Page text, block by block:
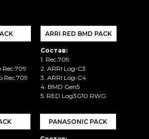
PANASONIC PACK
Rec.709
Rec.709
Состав:
1. Rec.709
2. ARRI Log-C3
3. ARRI Log-C4
4. BMD Gen5
5. RED Log3G10 RWG
ARRI RED BMD PACK